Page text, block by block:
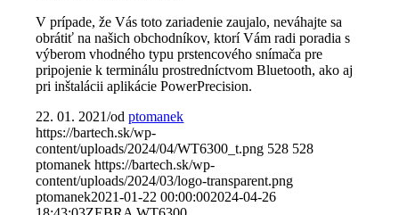
V prípade, že Vás toto zariadenie zaujalo, neváhajte sa
obrátiť na našich obchodníkov, ktorí Vám radi poradia s
výberom vhodného typu prstencového snímača pre
pripojenie k terminálu prostredníctvom Bluetooth, ako aj
pri inštalácii aplikácie PowerPrecision.
22. 01. 2021/odptomanek
https://bartech.sk/wp-
content/uploads/2024/04/WT6300_t.png 528 528
ptomanek https://bartech.sk/wp-
content/uploads/2024/03/logo-transparent.png
ptomanek2021-01-22 00:00:002024-04-26